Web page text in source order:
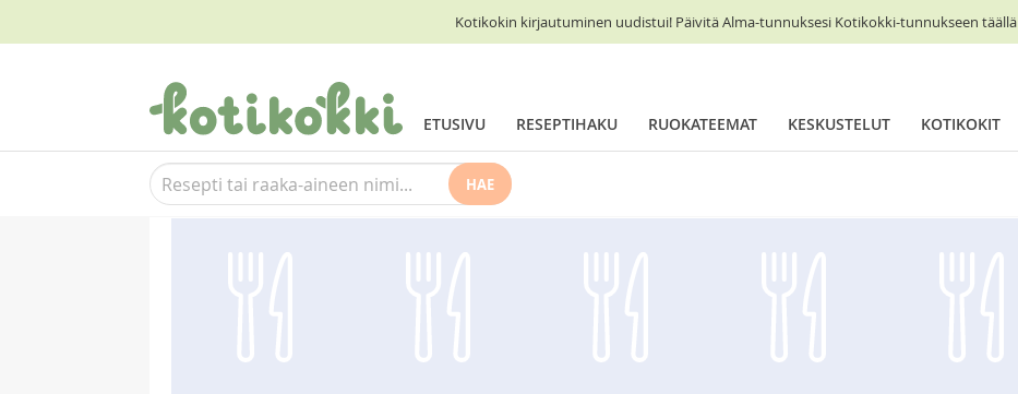
Kotikokin kirjautuminen uudistui! Päivitä Alma-tunnuksesi Kotikokki-tunnukseen täällä
ETUSIVU RESEPTIHAKU RUOKATEEMAT KESKUSTELUT KOTIKOKIT
HAE
Suosittelemme myös